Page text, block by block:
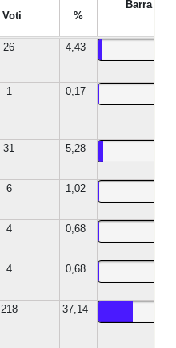
Voti %
Barra %
26 4,43
1 0,17
31 5,28
6 1,02
4 0,68
4 0,68
218 37,14